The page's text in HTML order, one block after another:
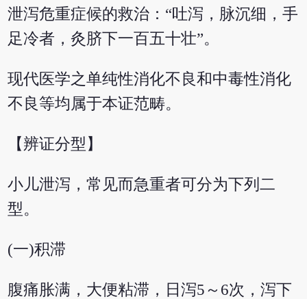
泄泻危重症候的救治：“吐泻，脉沉细，手
足冷者，灸脐下一百五十壮”。
现代医学之单纯性消化不良和中毒性消化
不良等均属于本证范畴。
【辨证分型】
小儿泄泻，常见而急重者可分为下列二
型。
(一)积滞
腹痛胀满，大便粘滞，日泻5～6次，泻下